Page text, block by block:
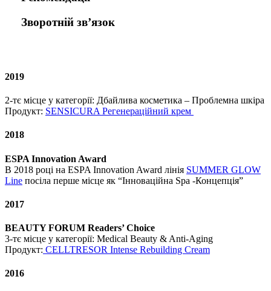
Зворотній зв’язок
2019
2-тє місце у категорії: Дбайлива косметика – Проблемна шкіра
Продукт: SENSICURA Регенераційний крем
2018
ESPA Innovation Award
В 2018 році на ESPA Innovation Award лінія SUMMER GLOW
Line посіла перше місце як “Інноваційна Spa -Концепція”
2017
BEAUTY FORUM Readers’ Choice
3-тє місце у категорії: Medical Beauty & Anti-Aging
Продукт: CELLTRESOR Intense Rebuilding Cream
2016